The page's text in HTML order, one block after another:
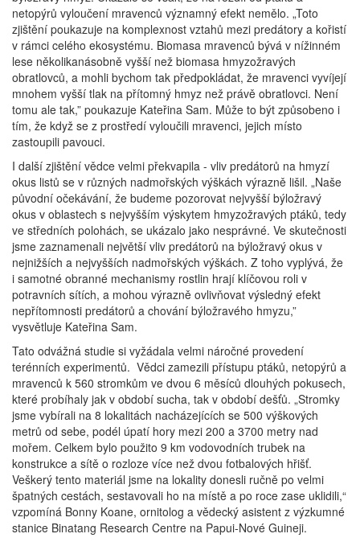
netopýrů vyloučení mravenců významný efekt nemělo. „Toto
zjištění poukazuje na komplexnost vztahů mezi predátory a kořistí
v rámci celého ekosystému. Biomasa mravenců bývá v nížinném
lese několikanásobně vyšší než biomasa hmyzožravých
obratlovců, a mohli bychom tak předpokládat, že mravenci vyvíjejí
mnohem vyšší tlak na přítomný hmyz než právě obratlovci. Není
tomu ale tak,” poukazuje Kateřina Sam. Může to být způsobeno i
tím, že když se z prostředí vyloučili mravenci, jejich místo
zastoupili pavouci.
I další zjištění vědce velmi překvapila - vliv predátorů na hmyzí
okus listů se v různých nadmořských výškách výrazně lišil. „Naše
původní očekávání, že budeme pozorovat nejvyšší býložravý
okus v oblastech s nejvyšším výskytem hmyzožravých ptáků, tedy
ve středních polohách, se ukázalo jako nesprávné. Ve skutečnosti
jsme zaznamenali největší vliv predátorů na býložravý okus v
nejnižších a nejvyšších nadmořských výškách. Z toho vyplývá, že
i samotné obranné mechanismy rostlin hrají klíčovou roli v
potravních sítích, a mohou výrazně ovlivňovat výsledný efekt
nepřítomnosti predátorů a chování býložravého hmyzu,”
vysvětluje Kateřina Sam.
Tato odvážná studie si vyžádala velmi náročné provedení
terénních experimentů. Vědci zamezili přístupu ptáků, netopýrů a
mravenců k 560 stromkům ve dvou 6 měsíců dlouhých pokusech,
které probíhaly jak v období sucha, tak v období dešťů. „Stromky
jsme vybírali na 8 lokalitách nacházejících se 500 výškových
metrů od sebe, podél úpatí hory mezi 200 a 3700 metry nad
mořem. Celkem bylo použito 9 km vodovodních trubek na
konstrukce a sítě o rozloze více než dvou fotbalových hřišť.
Veškerý tento materiál jsme na lokality donesli ručně po velmi
špatných cestách, sestavovali ho na místě a po roce zase uklidili,“
vzpomíná Bonny Koane, ornitolog a vědecký asistent z výzkumné
stanice Binatang Research Centre na Papui-Nové Guineji.